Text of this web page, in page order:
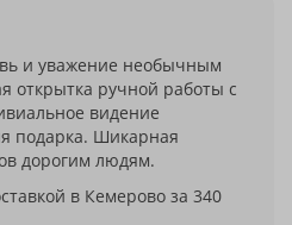
и уважение необычным
открытка ручной работы с
видение
подарка. Шикарная
дорогим людям.
в Кемерово за 340